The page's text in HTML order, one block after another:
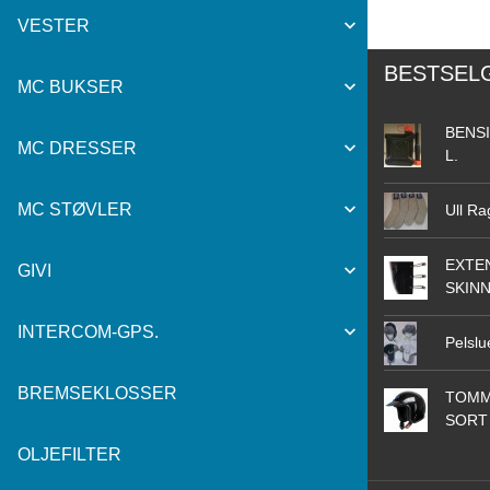
VESTER
MC BUKSER
MC DRESSER
MC STØVLER
GIVI
INTERCOM-GPS.
BREMSEKLOSSER
OLJEFILTER
L.
Ull
SORT